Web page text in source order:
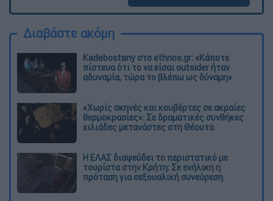
Διαβάστε ακόμη
Kadebostany στο ethnos.gr: «Κάποτε
πίστευα ότι το να είσαι outsider ήταν
αδυναμία, τώρα το βλέπω ως δύναμη»
«Χωρίς σκηνές και κουβέρτες σε ακραίες
θερμοκρασίες»: Σε δραματικές συνθήκες
χιλιάδες μετανάστες στη Θέουτα
Η ΕΛΑΣ διαψεύδει το περιστατικό με
τουρίστα στην Κρήτη: Σε ενήλικη η
πρόταση για σεξουαλική συνεύρεση